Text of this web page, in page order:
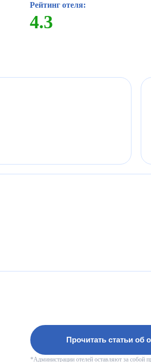
Рейтинг отеля:
4.3
Прочитать статьи об
*Администрации отелей оставляют за собой